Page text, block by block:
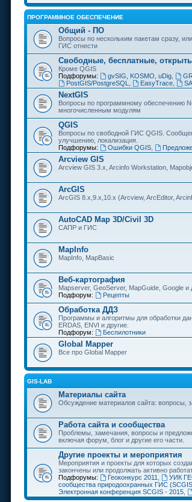
ПРОГРАММНОЕ ОБЕСПЕЧЕНИЕ
Общий - ПО
Вопросы по нескольким пакетам сразу,
ГИС отнести
Свободные, бесплатные,
Кроме QGIS
Подфорумы:
gvSIG, KOSMO, uDig,
PostGIS/PostgreSQL
EasyTrace,
NextGIS
Вопросы по программному обеспечению
многочисленным модулям
QGIS
Вопросы по свободной ГИС QGIS.
улучшению, локализация.
Подфорумы:
Ошибки QGIS,
Arcview GIS
Arcview GIS 3.x, Arcinfo Workstation,
ArcGIS
ArcGIS 8.x,9.x,10.x (Arcview, ArcEditor,
AutoCAD Map 3D/Civil 3D
САПР и ГИС
MapInfo
MapInfo, MapBasic
Веб-картография
Mapserver, GeoServer, MapGuide, Google
Подфорум:
Рецепты
Обработка ДДЗ
Программы и алгоритмы для обработки
ERDAS, ENVI и другие.
Подфорум:
Беспилотники
Global Mapper
Все про Global Mapper
GIS-LAB
Материалы сайта
Обсуждение материалов сайта: вопросы,
Работа сайта и сообщества
Проблемы, замечания, вопросы и
включая форум, блог и другие его части.
Другие проекты и мероприятия
Мероприятия и проекты для которых
закончены или продолжать активно
Подфорумы:
Геоконкурс 2011 УИК
сообщества природоохранных ГИС
Электронная конференция SCGIS - 2015